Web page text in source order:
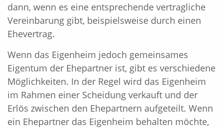
dann, wenn es eine entsprechende vertragliche
Vereinbarung gibt, beispielsweise durch einen
Ehevertrag.
Wenn das Eigenheim jedoch gemeinsames
Eigentum der Ehepartner ist, gibt es verschiedene
Möglichkeiten. In der Regel wird das Eigenheim
im Rahmen einer Scheidung verkauft und der
Erlös zwischen den Ehepartnern aufgeteilt. Wenn
ein Ehepartner das Eigenheim behalten möchte,